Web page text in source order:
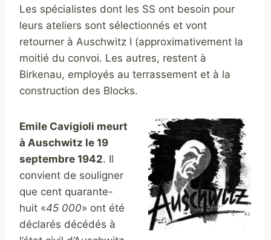
Les spécialistes dont les SS ont besoin pour
leurs ateliers sont sélectionnés et vont
retourner à Auschwitz I (approximativement la
moitié du convoi. Les autres, restent à
Birkenau, employés au terrassement et à la
construction des Blocks.
Emile Cavigioli meurt
à Auschwitz le 19
septembre 1942. Il
convient de souligner
que cent quarante-
huit «45 000» ont été
déclarés décédés à